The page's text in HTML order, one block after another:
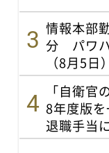
情報本部
分 パワハ
（8月5日）
「自衛官
8年度版
退職手当